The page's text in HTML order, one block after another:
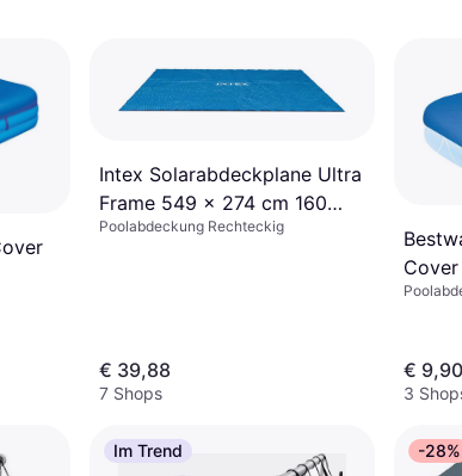
Intex Solarabdeckplane Ultra
Frame 549 x 274 cm 160
Mikron
Poolabdeckung Rechteckig
€ 39,88
7 Shops
€ 9,90
3
Im Trend -28%